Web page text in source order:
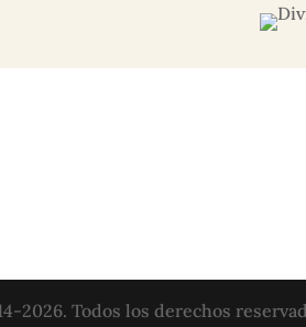
2026. Todos los derechos